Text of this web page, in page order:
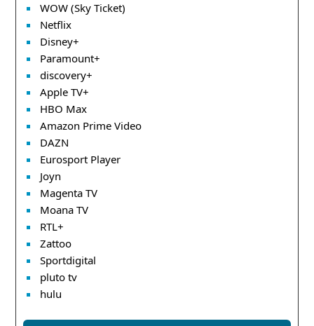
WOW (Sky Ticket)
Netflix
Disney+
Paramount+
discovery+
Apple TV+
HBO Max
Amazon Prime Video
DAZN
Eurosport Player
Joyn
Magenta TV
Moana TV
RTL+
Zattoo
Sportdigital
pluto tv
hulu